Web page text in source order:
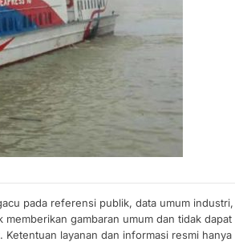
pada referensi publik, data umum
gambaran umum dan tidak dapat
layanan dan informasi resmi hanya